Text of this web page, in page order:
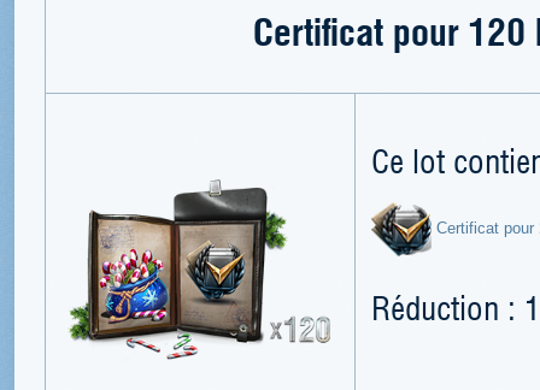
Certificat pour 120
Ce lot
Certificat pour
Réduction :